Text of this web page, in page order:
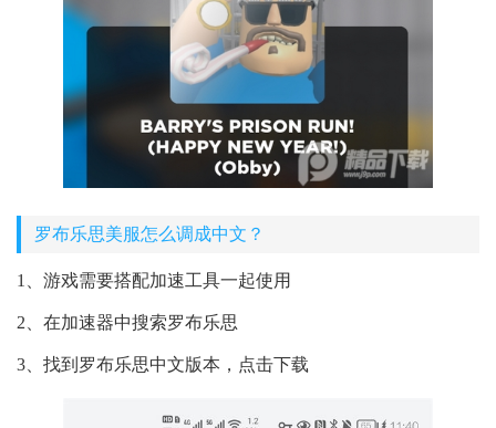
罗布乐思美服怎么调成中文？
1、游戏需要搭配加速工具一起使用
2、在加速器中搜索罗布乐思
3、找到罗布乐思中文版本，点击下载